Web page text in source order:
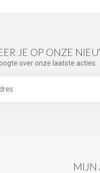
JE OP ONZE
over onze laatste acties
MIJN